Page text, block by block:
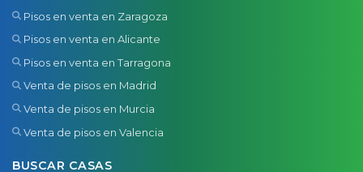
Pisos en venta en Zaragoza
Pisos en venta en Alicante
Pisos en venta en Tarragona
Venta de pisos en Madrid
Venta de pisos en Murcia
Venta de pisos en Valencia
BUSCAR CASAS